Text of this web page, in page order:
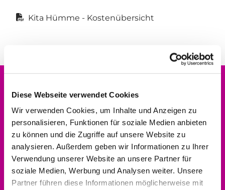
Diese Webseite verwendet Cookies
Wir verwenden Cookies, um Inhalte und Anzeigen zu
personalisieren, Funktionen für soziale Medien anbieten
zu können und die Zugriffe auf unsere Website zu
analysieren. Außerdem geben wir Informationen zu Ihrer
Verwendung unserer Website an unsere Partner für
soziale Medien, Werbung und Analysen weiter. Unsere
Partner führen diese Informationen möglicherweise mit
Kita Hümme - Kostenübersicht
Evangelischer Kirchenkreis Hofgeismar-
Wolfhagen
Dekanat
Altstädter Kirchplatz 5
34369 Hofgeismar